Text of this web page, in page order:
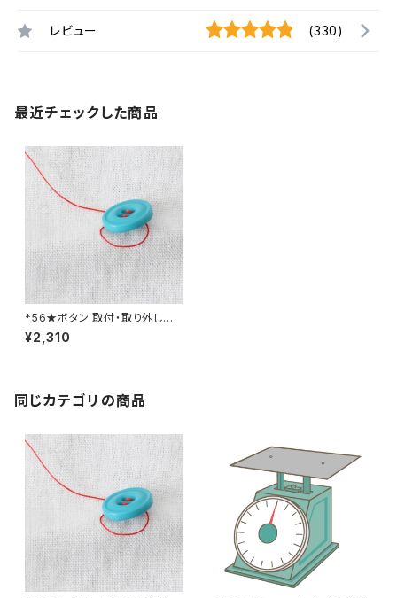
レビュー (330)
最近チェックした商品
*56★ボタン 取付・取り外し料
金(7個分）
¥2,310
同じカテゴリの商品